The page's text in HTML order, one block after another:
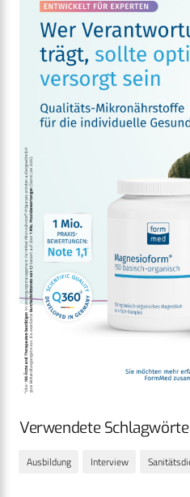
Verwendete
Ausbildung Interview